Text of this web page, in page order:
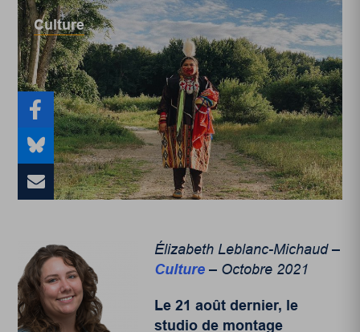
Culture
Élizabeth Leblanc-Michaud –
Culture – Octobre 2021
Le 21 août dernier, le
studio de montage